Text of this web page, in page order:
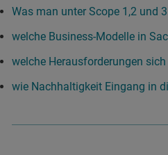
Was man unter Scope 1,2 und
welche Business-Modelle in
welche Herausforderungen
wie Nachhaltigkeit Eingang in